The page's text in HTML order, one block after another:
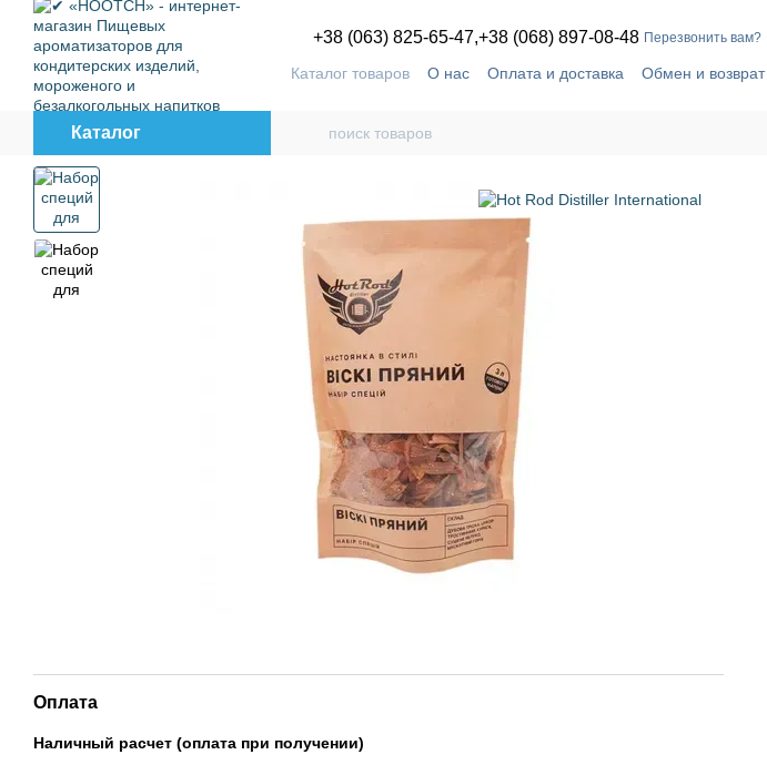
Перейти к основному контенту
+38 (063) 825-65-47,+38 (068) 897-08-48 Перезвонить вам?
Каталог товаров О нас Оплата и доставка Обмен и возврат
Каталог
Оплата
Наличный расчет (оплата при получении)